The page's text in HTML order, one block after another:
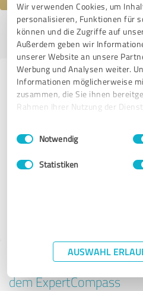
Wir verwenden Cookies, um
personalisieren, Funktionen für
können und die Zugriffe auf
Außerdem geben wir
unserer Website an unsere
Werbung und Analysen weiter.
Informationen möglicherweise
zusammen, die Sie ihnen
Rahmen Ihrer Nutzung der
Impressum
Einwilligungsauswahl
Notwendig
Statistiken
AUSWAHL
Profil aktiv seit 24.12.2020 |Letzte
Erfahrungen
Anbietern aus
pictura Foto GmbH
Tipp: Die passenden
dem ExpertCompass